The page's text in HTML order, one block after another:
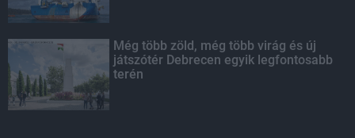
Még több zöld, még több virág és új
játszótér Debrecen egyik legfontosabb
terén